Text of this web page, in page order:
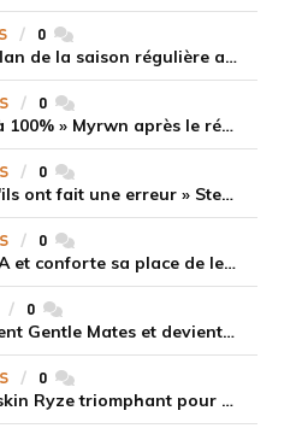
0commentaires
LFL Summer Split 2026 : bilan de la saison régulière avec Solary en tête
0commentaires
« J'ai décidé de m'investir à 100% » Myrwn après le réveil de Movistar KOI face à Fnatic
0commentaires
« Je veux juste prouver qu'ils ont fait une erreur » Stend se confie sur son mercato chaotique et ses ambitions avec Shifters
0commentaires
T1 brise l'élan de Dplus KIA et conforte sa place de leader en LCK 2026 Rounds 3-4
0commentaires
deLonge quitte officiellement Gentle Mates et devient agent libre
0commentaires
Riot Games réintroduit le skin Ryze triomphant pour récompenser la scène amateur